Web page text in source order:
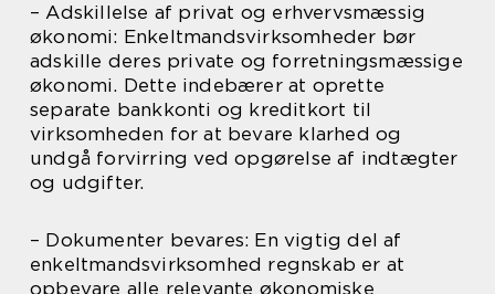
– Adskillelse af privat og erhvervsmæssig
økonomi: Enkeltmandsvirksomheder bør
adskille deres private og forretningsmæssige
økonomi. Dette indebærer at oprette
separate bankkonti og kreditkort til
virksomheden for at bevare klarhed og
undgå forvirring ved opgørelse af indtægter
og udgifter.
– Dokumenter bevares: En vigtig del af
enkeltmandsvirksomhed regnskab er at
opbevare alle relevante økonomiske